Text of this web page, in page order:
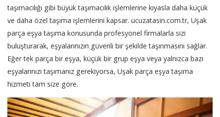
taşımacılığı gibi büyük taşımacılık işlemlerine kıyasla daha küçük
ve daha özel taşıma işlemlerini kapsar. ucuzatasin.com.tr, Uşak
parça eşya taşıma konusunda profesyonel firmalarla sizi
buluşturarak, eşyalarınızın güvenli bir şekilde taşınmasını sağlar.
Eğer tek parça bir eşya, küçük bir grup eşya veya yalnızca bazı
eşyalarınızı taşımanız gerekiyorsa, Uşak parça eşya taşıma
hizmeti tam size göre.